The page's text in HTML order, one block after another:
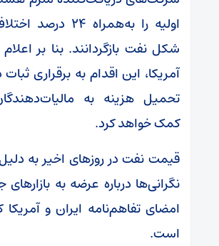
اولیه را به‌همراه
شکل نفت بازگردانند. بنا بر
آمریکا، این اقدام به برقراری ثبات
تحمیل هزینه به
کمک خواهد کرد.
قیمت نفت در روزهای اخیر به
نگرانی‌ها درباره عرضه به
امضای تفاهم‌نامه ایران و
است.